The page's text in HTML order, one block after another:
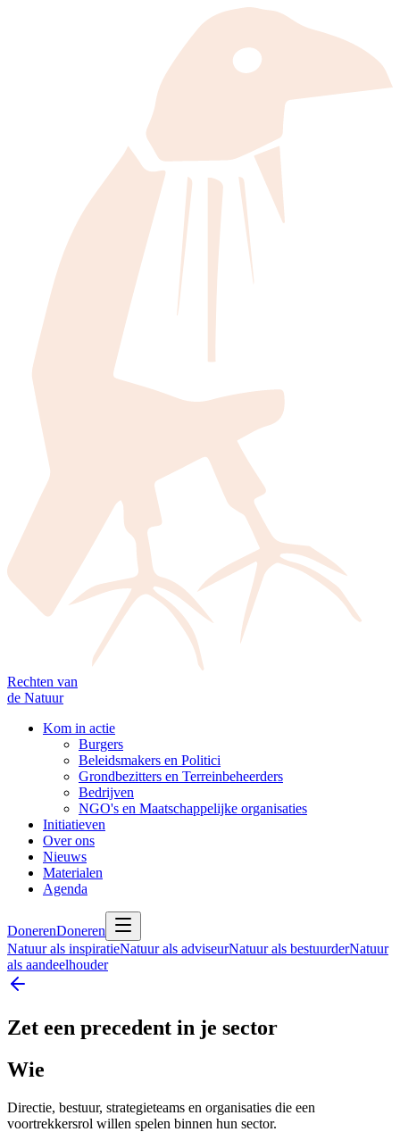
Rechten van
de Natuur
Kom in actie
Burgers
Beleidsmakers en Politici
Grondbezitters en Terreinbeheerders
Bedrijven
NGO's en Maatschappelijke organisaties
Initiatieven
Over ons
Nieuws
Materialen
Agenda
DonerenDoneren
Natuur als inspiratieNatuur als adviseurNatuur als bestuurderNatuur
als aandeelhouder
Zet een precedent in je sector
Wie
Directie, bestuur, strategieteams en organisaties die een
voortrekkersrol willen spelen binnen hun sector.